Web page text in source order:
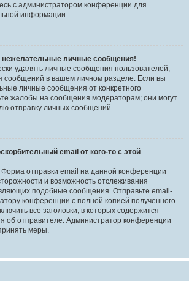
с администратором конференции для
информации.
нежелательные личные сообщения!
удалять личные сообщения пользователей,
сообщений в вашем личном разделе. Если вы
личные сообщения от конкретного
жалобы на сообщения модераторам; они могут
отправку личных сообщений.
email от кого-то с этой
отправки email на данной конференции
и возможность отслеживания
подобные сообщения. Отправьте email-
конференции с полной копией полученного
все заголовки, в которых содержится
об отправителе. Администратор конференции
меры.